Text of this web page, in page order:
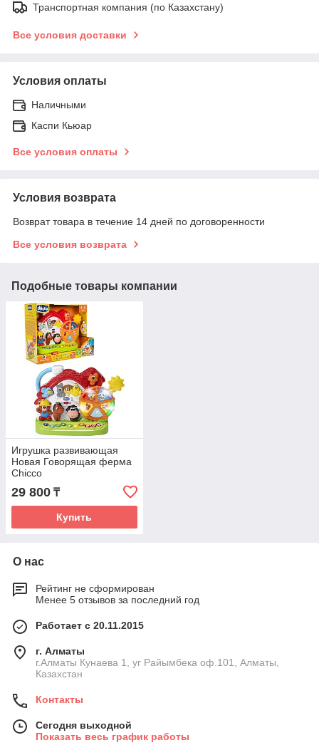
Транспортная компания (по Казахстану)
Все условия доставки
Условия оплаты
Наличными
Каспи Кьюар
Все условия оплаты
Условия возврата
Возврат товара в течение 14 дней по договоренности
Все условия возврата
Подобные товары компании
Игрушка развивающая
Новая Говорящая ферма
Chicco
29 800 ₸
Купить
О нас
Рейтинг не сформирован
Менее 5 отзывов за последний год
Работает с 20.11.2015
г. Алматы
г.Алматы Кунаева 1, уг Райымбека оф.101, Алматы,
Казахстан
Контакты
Сегодня выходной
Показать весь график работы